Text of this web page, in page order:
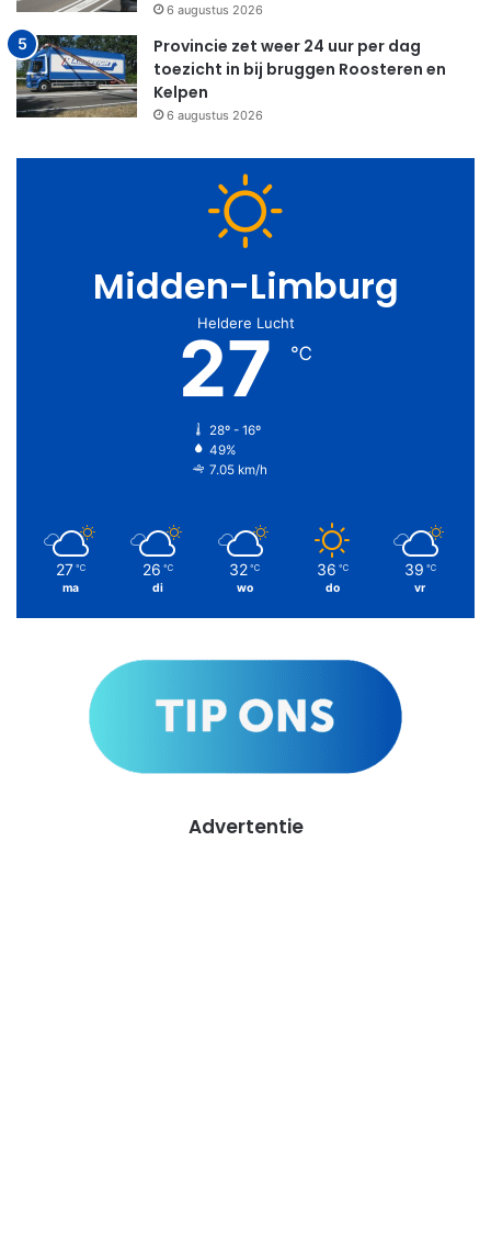
6 augustus 2026
Provincie zet weer 24 uur per dag
toezicht in bij bruggen Roosteren en
Kelpen
6 augustus 2026
Midden-Limburg
Heldere Lucht
27 ℃
28º - 16º
49%
7.05 km/h
27 ℃
ma
26 ℃
di
32 ℃
wo
36 ℃
do
39 ℃
vr
Advertentie